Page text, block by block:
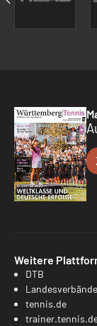
Weitere
DTB
Landesverbände
tennis.de